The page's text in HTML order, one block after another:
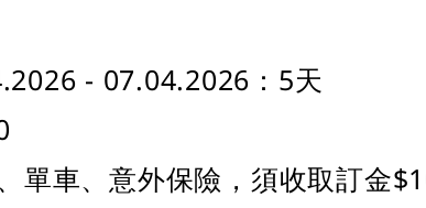
- 07.04.2026：5天
單車、意外保險，須收取訂金